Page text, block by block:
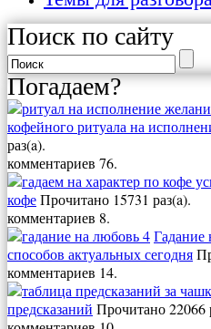
Поиск по сайту
Погадаем?
кофейного ритуала на
раз(a).
комментариев 76.
кофеПрочитано 15731 раз(a).
комментариев 8.
Гадание
способов актуальных сегодня
комментариев 14.
предсказаний Прочитано 22066